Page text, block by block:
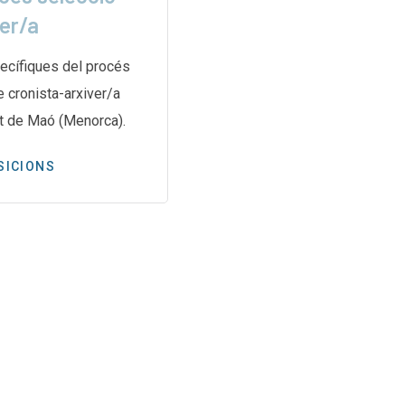
a
del procés
cronista-arxiver/a
de Maó (Menorca).